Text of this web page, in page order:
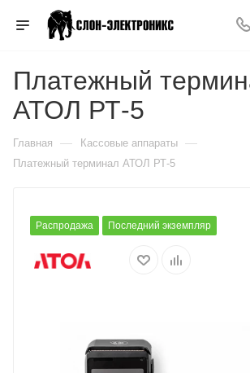
Платежный
АТОЛ РТ-5
Главная — Кассовые аппараты —
Платежный терминал АТОЛ РТ-5
Распродажа Последний экземпляр